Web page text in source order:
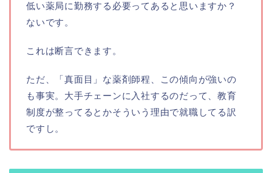
低い薬局に勤務する必要ってあると思いますか？
ないです。
これは断言できます。
ただ、「真面目」な薬剤師程、この傾向が強いの
も事実。大手チェーンに入社するのだって、教育
制度が整ってるとかそういう理由で就職してる訳
ですし。